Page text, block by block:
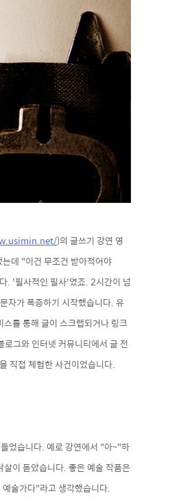
)의 글쓰기 강연 영
데 "이건 무조건 받아적어야
. '필사적인 필사'였죠. 2시간이 넘
자가 폭증하기 시작했습니다. 유
를 통해 글이 스크랩되거나 링크
그와 인터넷 커뮤니티에서 글 전
직접 체험한사건이었습니다.
었습니다. 예로 강연에서 "아~"하
살이 돋았습니다.좋은 예술 작품은
예술가다"라고 생각했습니다.